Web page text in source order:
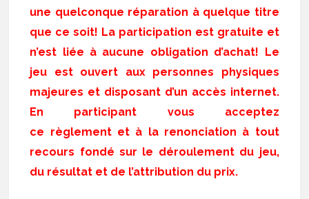
une quelconque réparation à quelque titre
que ce soit! La participation est gratuite et
n’est liée à aucune obligation d’achat! Le
jeu est ouvert aux personnes physiques
majeures et disposant d’un accès internet.
En participant vous acceptez
ce règlement et à la renonciation à tout
recours fondé sur le déroulement du jeu,
du résultat et de l’attribution du prix.